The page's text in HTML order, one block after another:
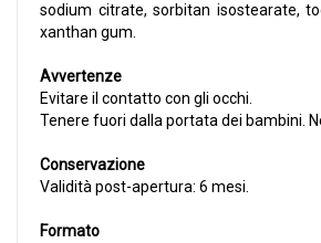
sodium citrate, sorbitan isostearate,
xanthan gum.
Avvertenze
Evitare il contatto con gli occhi.
Tenere fuori dalla portata dei bambini.
Conservazione
Validità post-apertura: 6 mesi.
Formato